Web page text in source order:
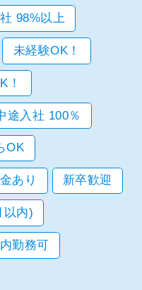
98%以上
未経験OK！
！
途入社 100％
OK
あり 新卒歓迎
以内)
勤務可